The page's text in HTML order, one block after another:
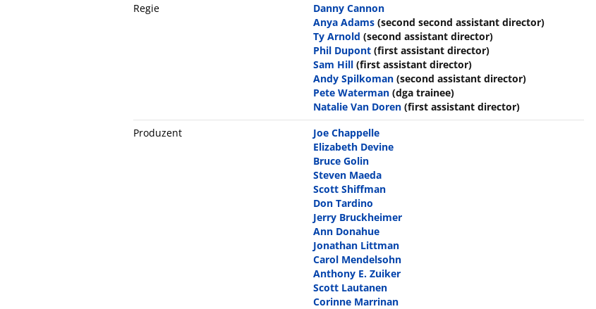
Regie
Danny Cannon
Anya Adams (second second assistant director)
Ty Arnold (second assistant director)
Phil Dupont (first assistant director)
Sam Hill (first assistant director)
Andy Spilkoman (second assistant director)
Pete Waterman (dga trainee)
Natalie Van Doren (first assistant director)
Produzent
Joe Chappelle
Elizabeth Devine
Bruce Golin
Steven Maeda
Scott Shiffman
Don Tardino
Jerry Bruckheimer
Ann Donahue
Jonathan Littman
Carol Mendelsohn
Anthony E. Zuiker
Scott Lautanen
Corinne Marrinan